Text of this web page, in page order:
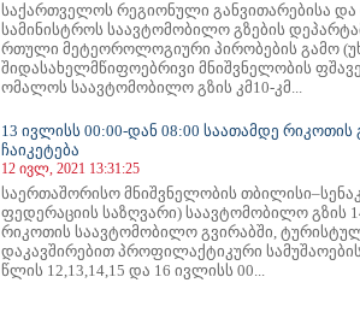
საქართველოს რეგიონული განვითარებისა
სამინისტროს საავტომობილო გზების
რთული მეტეოროლოგიური პირობების გამო
შიდასახელმწიფოებრივი მნიშვნელობის
ომალოს საავტომობილო გზის კმ10-კმ...
13 ივლისს 00:00-დან 08:00 საათამდე
ჩაიკეტება
12 ივლ, 2021 13:31:25
საერთაშორისო მნიშვნელობის
ფედერაციის საზღვარი) საავტომობილო გზის
რიკოთის საავტომობილო გვირაბში,
დაკავშირებით პროფილაქტიკური სამუშაოების
წლის 12,13,14,15 და 16 ივლისს 00...